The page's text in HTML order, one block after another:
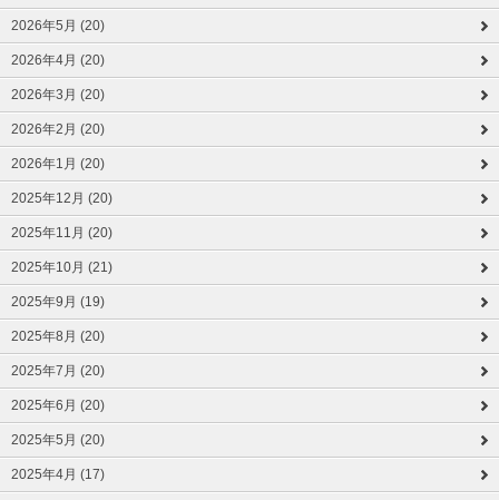
2026年5月 (20)
2026年4月 (20)
2026年3月 (20)
2026年2月 (20)
2026年1月 (20)
2025年12月 (20)
2025年11月 (20)
2025年10月 (21)
2025年9月 (19)
2025年8月 (20)
2025年7月 (20)
2025年6月 (20)
2025年5月 (20)
2025年4月 (17)